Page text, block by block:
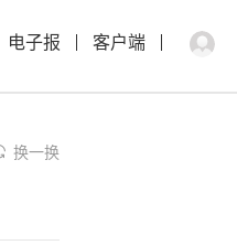
电子报 客户端
换一换